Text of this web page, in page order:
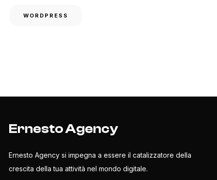
WORDPRESS
Ernesto Agency
Ernesto Agency si impegna a essere il catalizzatore della
crescita della tua attività nel mondo digitale.